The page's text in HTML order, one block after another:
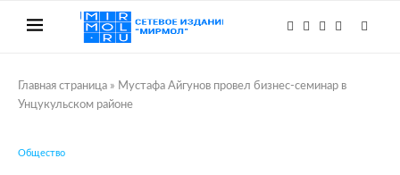
Главная страница » Мустафа Айгунов провел бизнес-семинар в
Унцукульском районе
Общество